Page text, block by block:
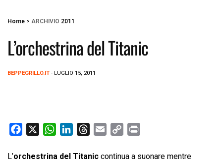
Home > ARCHIVIO 2011
L’orchestrina del Titanic
BEPPEGRILLO.IT - LUGLIO 15, 2011
c
W
a
n
r
a
p
i
L’orchestrina del Titanic continua a suonare mentre